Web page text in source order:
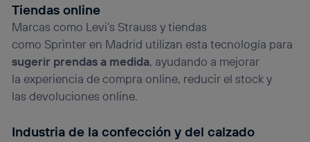
Tiendas online
Marcas como Levi’s Strauss y tiendas
como Sprinter en Madrid utilizan esta tecnología para
sugerir prendas a medida, ayudando a mejorar
la experiencia de compra online, reducir el stock y
las devoluciones online.
Industria de la confección y del calzado